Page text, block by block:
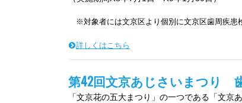
※対象者には文京区より個別に文京区歯周疾患
詳しくはこちら
第42回文京あじさいまつり
「文京花の五大まつり」の一つである「文